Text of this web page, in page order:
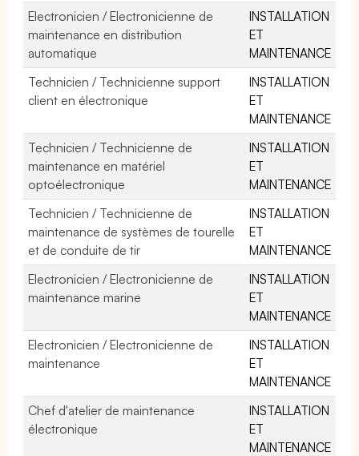
Electronicien / Electronicienne de
maintenance en distribution
automatique
INSTALLATION
ET
MAINTENANCE
Technicien / Technicienne support
client en électronique
INSTALLATION
ET
MAINTENANCE
Technicien / Technicienne de
maintenance en matériel
optoélectronique
INSTALLATION
ET
MAINTENANCE
Technicien / Technicienne de
maintenance de systèmes de tourelle
et de conduite de tir
INSTALLATION
ET
MAINTENANCE
Electronicien / Electronicienne de
maintenance marine
INSTALLATION
ET
MAINTENANCE
Electronicien / Electronicienne de
maintenance
INSTALLATION
ET
MAINTENANCE
Chef d'atelier de maintenance
électronique
INSTALLATION
ET
MAINTENANCE